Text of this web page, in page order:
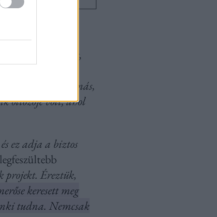
is. „
Érződött,
történnek a
hogy ez más,
öltözője volt, ahol
ez adja a biztos
projekt. Éreztük,
keresett meg
tudna. Nemcsak